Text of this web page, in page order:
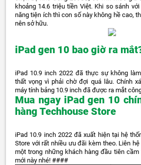
khoảng 14.6 triệu tiền Việt. Khi so sánh
năng tiện ích thì con số này không hề cao,
nên sở hữu.
iPad gen 10 bao giờ ra
iPad 10.9 inch 2022 đã thực sự không
thất vọng vì phải chờ đợi quá lâu. Chính
máy tính bảng 10.9 inch đã được ra mắt
Mua ngay iPad gen 10
hàng Techhouse Store
iPad 10.9 inch 2022 đã xuất hiện tại hệ
Store với rất nhiều ưu đãi kèm theo. Liên
một trong những khách hàng đầu tiên
mới này nhé! ####